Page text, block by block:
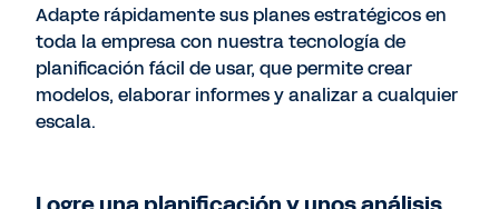
Adapte rápidamente sus planes estratégicos en
toda la empresa con nuestra tecnología de
planificación fácil de usar, que permite crear
modelos, elaborar informes y analizar a cualquier
escala.